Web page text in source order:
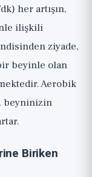
her artışın,
ilişkili
ziyade,
beyinle olan
Aerobik
beyninizin
Biriken